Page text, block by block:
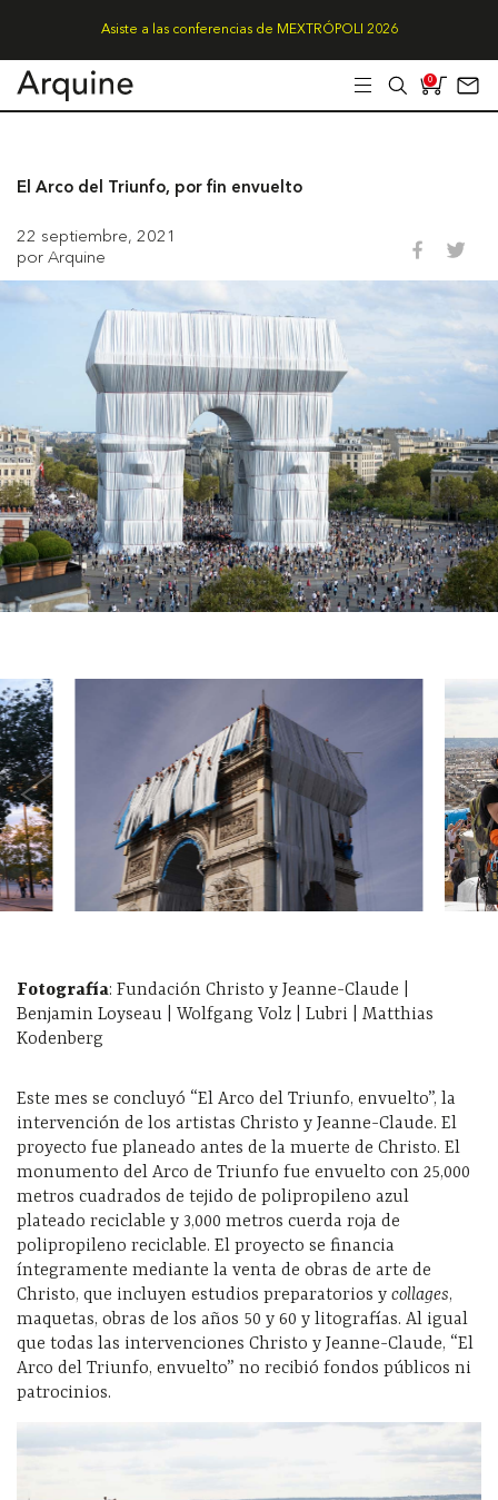
Asiste a las conferencias de MEXTRÓPOLI 2026
0
El Arco del Triunfo, por fin envuelto
22 septiembre, 2021
por Arquine
Fotografía: Fundación Christo y Jeanne-Claude |
Benjamin Loyseau | Wolfgang Volz | Lubri | Matthias
Kodenberg
Este mes se concluyó “El Arco del Triunfo, envuelto”, la
intervención de los artistas Christo y Jeanne-Claude. El
proyecto fue planeado antes de la muerte de Christo. El
monumento del Arco de Triunfo fue envuelto con 25,000
metros cuadrados de tejido de polipropileno azul
plateado reciclable y 3,000 metros cuerda roja de
polipropileno reciclable. El proyecto se financia
íntegramente mediante la venta de obras de arte de
Christo, que incluyen estudios preparatorios y collages,
maquetas, obras de los años 50 y 60 y litografías. Al igual
que todas las intervenciones Christo y Jeanne-Claude, “El
Arco del Triunfo, envuelto” no recibió fondos públicos ni
patrocinios.